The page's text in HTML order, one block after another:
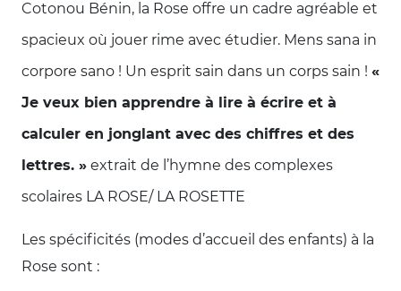
Cotonou Bénin, la Rose offre un cadre agréable et
spacieux où jouer rime avec étudier. Mens sana in
corpore sano ! Un esprit sain dans un corps sain ! «
Je veux bien apprendre à lire à écrire et à
calculer en jonglant avec des chiffres et des
lettres. » extrait de l’hymne des complexes
scolaires LA ROSE/ LA ROSETTE
Les spécificités (modes d’accueil des enfants) à la
Rose sont :